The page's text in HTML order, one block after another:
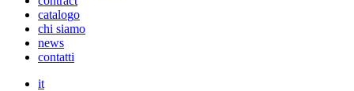
catalogo
chi siamo
news
contatti
it